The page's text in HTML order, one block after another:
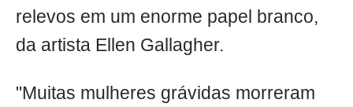
relevos em um enorme papel branco,
da artista Ellen Gallagher.
"Muitas mulheres grávidas morreram